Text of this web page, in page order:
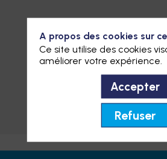
Ajouter aux
Envoyer un
A propos des cookies sur
Ce site utilise des cookies
améliorer votre expérience.
Accepter
Refuser